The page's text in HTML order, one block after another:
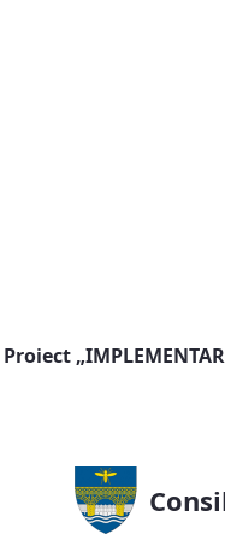
Proiect „